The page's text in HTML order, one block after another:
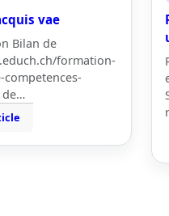
vae
Bilan de
formation-
de…